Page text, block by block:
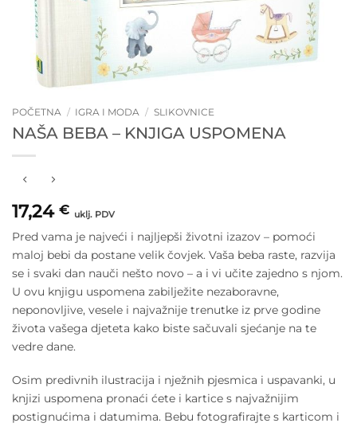
POČETNA / IGRA I MODA / SLIKOVNICE
NAŠA BEBA – KNJIGA USPOMENA
17,24 € uklj. PDV
Pred vama je najveći i najljepši životni izazov – pomoći
maloj bebi da postane velik čovjek. Vaša beba raste, razvija
se i svaki dan nauči nešto novo – a i vi učite zajedno s njom.
U ovu knjigu uspomena zabilježite nezaboravne,
neponovljive, vesele i najvažnije trenutke iz prve godine
života vašega djeteta kako biste sačuvali sjećanje na te
vedre dane.
Osim predivnih ilustracija i nježnih pjesmica i uspavanki, u
knjizi uspomena pronaći ćete i kartice s najvažnijim
postignućima i datumima. Bebu fotografirajte s karticom i